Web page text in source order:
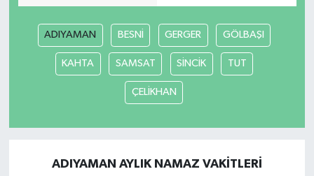
ADIYAMAN BESNİ GERGER GÖLBAŞI
KAHTA SAMSAT SİNCİK TUT
ÇELİKHAN
ADIYAMAN AYLIK NAMAZ VAKITLERI